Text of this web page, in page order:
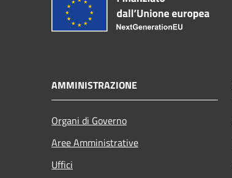
AMMINISTRAZIONE
Organi di Governo
Aree Amministrative
Uffici